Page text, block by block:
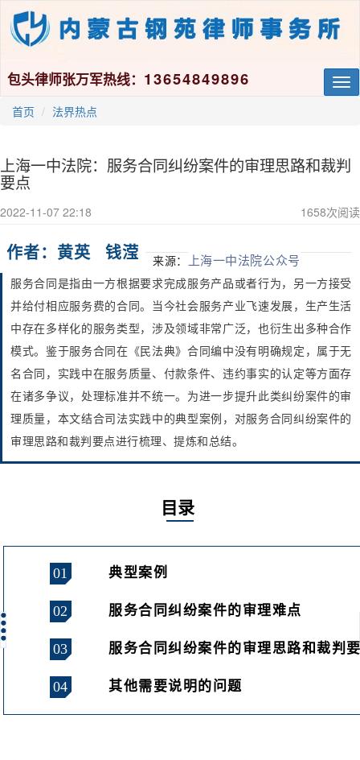
包头律师张万军热线： 13654849896
首页 法界热点
上海一中法院：服务合同纠纷案件的审理思路和裁判
要点
2022-11-07 22:18 1658次阅读
作者：黄英 钱滢 来源： 上海一中法院公众号
服务合同是指由一方根据要求完成服务产品或者行为，另一方接受
并给付相应服务费的合同。当今社会服务产业飞速发展，生产生活
中存在多样化的服务类型，涉及领域非常广泛，也衍生出多种合作
模式。鉴于服务合同在《民法典》合同编中没有明确规定，属于无
名合同，实践中在服务质量、付款条件、违约事实的认定等方面存
在诸多争议，处理标准并不统一。为进一步提升此类纠纷案件的审
理质量，本文结合司法实践中的典型案例，对服务合同纠纷案件的
审理思路和裁判要点进行梳理、提炼和总结。
目录
01 典型案例
02 服务合同纠纷案件的审理难点
03 服务合同纠纷案件的审理思路和裁判
04 其他需要说明的问题